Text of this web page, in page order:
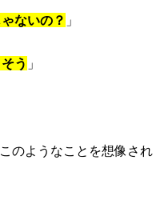
ないの？ 」
う 」
のようなことを想像され